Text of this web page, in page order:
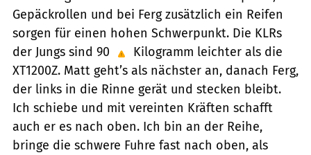
Gepäckrollen und bei Ferg zusätzlich ein Reifen
sorgen für einen hohen Schwerpunkt. Die KLRs
der Jungs sind 90
Kilogramm leichter als die
XT1200Z. Matt geht’s als nächster an, danach Ferg,
der links in die Rinne gerät und stecken bleibt.
Ich schiebe und mit vereinten Kräften schafft
auch er es nach oben. Ich bin an der Reihe,
bringe die schwere Fuhre fast nach oben, als